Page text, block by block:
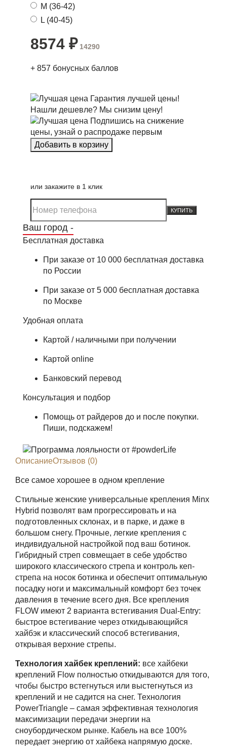
M (36-42)
L (40-45)
8574 ₽ 14290
+ 857 бонусных баллов
Гарантия лучшей цены!
Нашли дешевле? Мы снизим цену!
Подпишись на снижение
цены, узнай о распродаже первым
или закажите в 1 клик
КУПИТЬ
Ваш город -
Бесплатная доставка
При заказе от 10 000 бесплатная доставка
по России
При заказе от 5 000 бесплатная доставка
по Москве
Удобная оплата
Картой / наличными при получении
Картой online
Банковский перевод
Консультация и подбор
Помощь от райдеров до и после покупки.
Пиши, подскажем!
ОписаниеОтзывов (0)
Все самое хорошее в одном крепление
Стильные женские универсальные крепления Minx
Hybrid позволят вам прогрессировать и на
подготовленных склонах, и в парке, и даже в
большом снегу. Прочные, легкие крепления с
индивидуальной настройкой под ваш ботинок.
Гибридный стреп совмещает в себе удобство
широкого классического стрепа и контроль кеп-
стрепа на носок ботинка и обеспечит оптимальную
посадку ноги и максимальный комфорт без точек
давления в течение всего дня. Все крепления
FLOW имеют 2 варианта встегивания Dual-Entry:
быстрое встегивание через откидывающийся
хайбэк и классический способ встегивания,
открывая верхние стрепы.
Технология хайбек креплений: все хайбеки
креплений Flow полностью откидываются для того,
чтобы быстро встегнуться или выстегнуться из
креплений и не садится на снег. Технология
PowerTriangle – самая эффективная технология
максимизации передачи энергии на
сноубордическом рынке. Кабель на все 100%
передает энергию от хайбека напрямую доске.